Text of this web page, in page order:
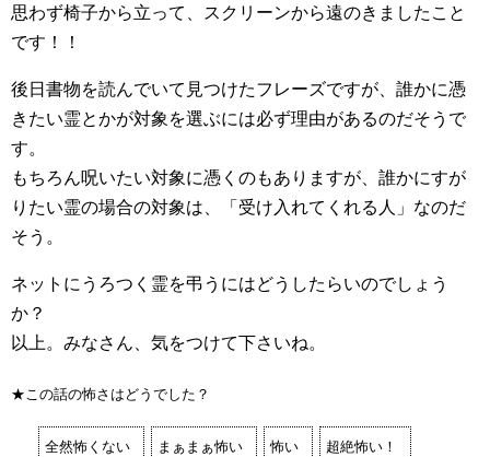
思わず椅子から立って、スクリーンから遠のきましたこと
です！！
後日書物を読んでいて見つけたフレーズですが、誰かに憑
きたい霊とかが対象を選ぶには必ず理由があるのだそうで
す。
もちろん呪いたい対象に憑くのもありますが、誰かにすが
りたい霊の場合の対象は、「受け入れてくれる人」なのだ
そう。
ネットにうろつく霊を弔うにはどうしたらいのでしょう
か？
以上。みなさん、気をつけて下さいね。
★この話の怖さはどうでした？
全然怖くない まぁまぁ怖い 怖い 超絶怖い！